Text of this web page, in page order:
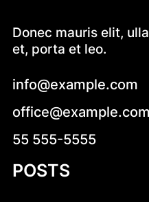
Donec mauris elit,
et, porta et leo.
info@example.com
office@example.com
55 555-5555
POSTS